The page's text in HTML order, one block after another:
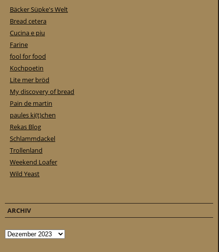
Bäcker Süpke's Welt
Bread cetera
Cucina e piu
Farine
fool for food
Kochpoetin
Lite mer bröd
My discovery of bread
Pain de martin
paules ki(t)chen
Rekas Blog
Schlammdackel
Trollenland
Weekend Loafer
Wild Yeast
ARCHIV
Archiv